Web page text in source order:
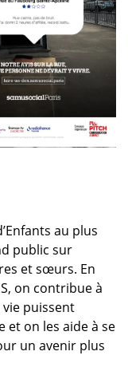
au plus
public sur
et sœurs. En
on contribue à
puissent
et on les aide à se
un avenir plus